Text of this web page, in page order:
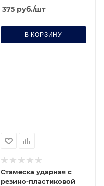
(6020160)
375 руб./шт
В КОРЗИНУ
Стамеска ударная с
резино-пластиковой